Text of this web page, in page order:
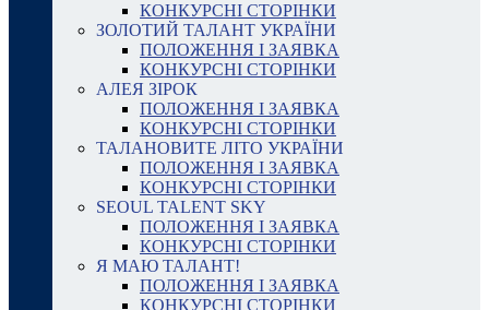
КОНКУРСНІ СТОРІНКИ
ЗОЛОТИЙ ТАЛАНТ УКРАЇНИ
ПОЛОЖЕННЯ І ЗАЯВКА
КОНКУРСНІ СТОРІНКИ
АЛЕЯ ЗІРОК
ПОЛОЖЕННЯ І ЗАЯВКА
КОНКУРСНІ СТОРІНКИ
ТАЛАНОВИТЕ ЛІТО УКРАЇНИ
ПОЛОЖЕННЯ І ЗАЯВКА
КОНКУРСНІ СТОРІНКИ
SEOUL TALENT SKY
ПОЛОЖЕННЯ І ЗАЯВКА
КОНКУРСНІ СТОРІНКИ
Я МАЮ ТАЛАНТ!
ПОЛОЖЕННЯ І ЗАЯВКА
КОНКУРСНІ СТОРІНКИ